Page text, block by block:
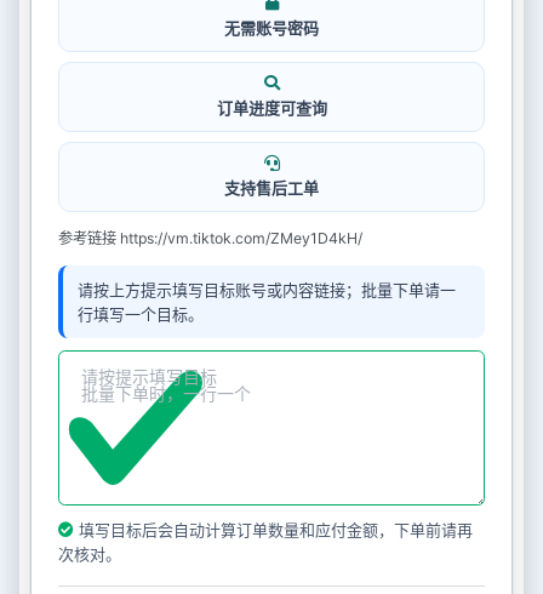
无需账号密码
订单进度可查询
支持售后工单
参考链接 https://vm.tiktok.com/ZMey1D4kH/
请按上方提示填写目标账号或内容链接；批量下单请一
行填写一个目标。
填写目标后会自动计算订单数量和应付金额，下单前请再
次核对。